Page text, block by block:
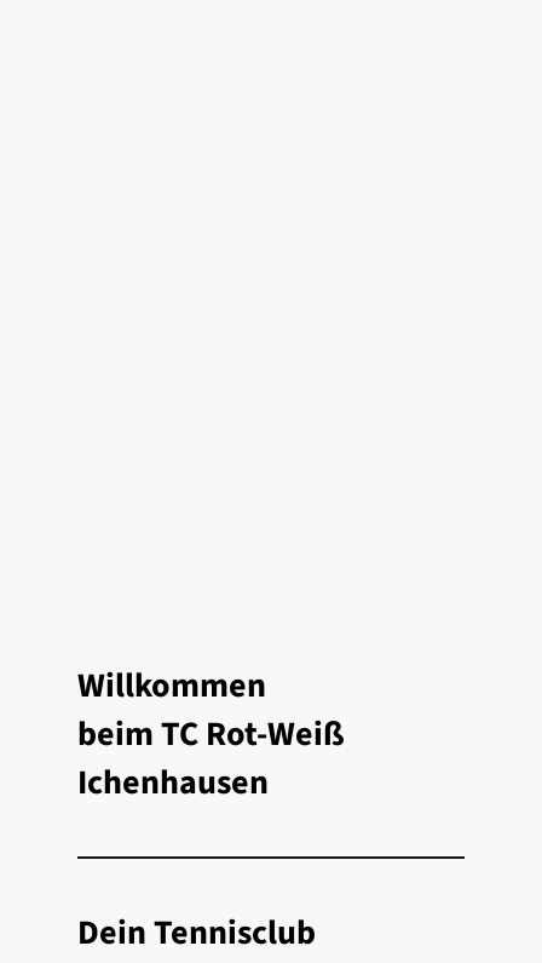
Willkommen
beim TC Rot-Weiß
Ichenhausen
Dein Tennisclub